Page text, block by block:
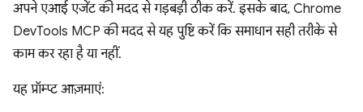
अपने एआई एजेंट की मदद से गड़बड़ी ठीक करें. इसके बाद, Chrome
DevTools MCP की मदद से यह पुष्टि करें कि समाधान सही तरीके से
काम कर रहा है या नहीं.
यह प्रॉम्प्ट आज़माएं: